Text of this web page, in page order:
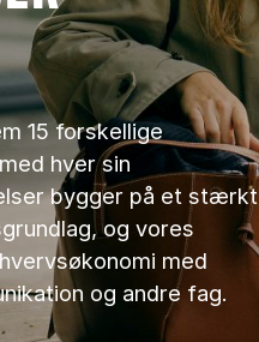
15 forskellige
hver sin
bygger på et stærkt
og vores
med
og andre fag.